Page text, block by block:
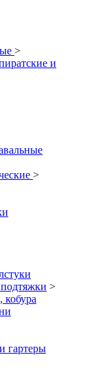
>
и
>
>
кобура
гартеры